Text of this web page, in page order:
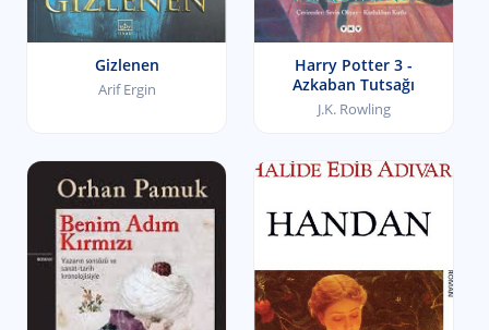
Gizlenen
Arif Ergin
Harry Potter 3 -
Azkaban Tutsağı
J.K. Rowling